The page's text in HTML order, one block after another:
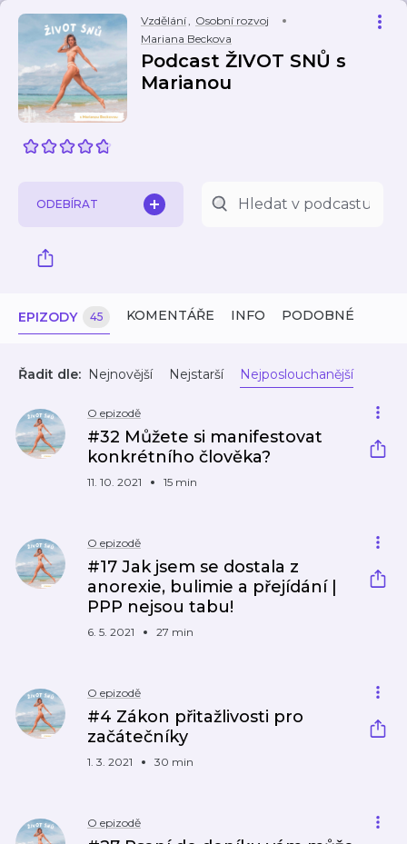
Vzdělání, Osobní rozvoj
Mariana Beckova
Podcast ŽIVOT SNŮ s
Marianou
ODEBÍRAT
EPIZODY 45 KOMENTÁŘE INFO PODOBNÉ
Řadit dle: Nejnovější Nejstarší Nejposlouchanější
O epizodě
#32 Můžete si manifestovat
konkrétního člověka?
11. 10. 2021 15 min
O epizodě
#17 Jak jsem se dostala z
anorexie, bulimie a přejídání |
PPP nejsou tabu!
6. 5. 2021 27 min
O epizodě
#4 Zákon přitažlivosti pro
začátečníky
1. 3. 2021 30 min
O epizodě